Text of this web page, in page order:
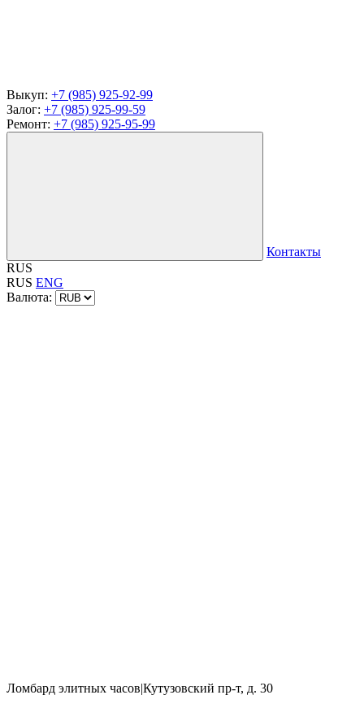
Выкуп: +7 (985) 925-92-99
Залог: +7 (985) 925-99-59
Ремонт: +7 (985) 925-95-99
Контакты
RUS
RUS ENG
Валюта:
Ломбард элитных часов|Кутузовский пр-т, д. 30